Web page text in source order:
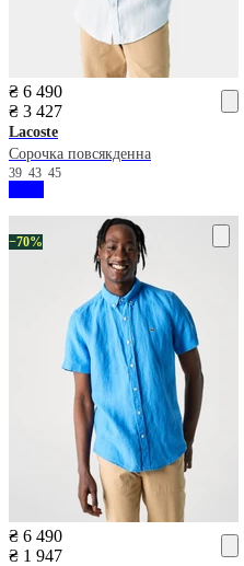
₴ 6 490
₴ 3 427
Lacoste
Сорочка повсякденна
39 43 45
−70%
₴ 6 490
₴ 1 947